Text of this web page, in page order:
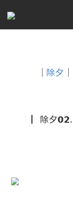
｜ 除夕 ｜
▏除夕